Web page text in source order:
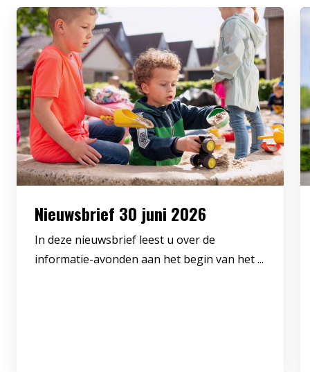
Nieuwsbrief 30 juni 2026
In deze nieuwsbrief leest u over de
informatie-avonden aan het begin van het ...